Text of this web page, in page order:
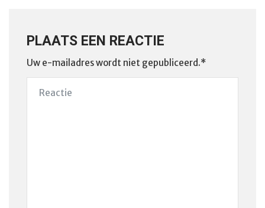
PLAATS EEN REACTIE
Uw e-mailadres wordt niet gepubliceerd.*